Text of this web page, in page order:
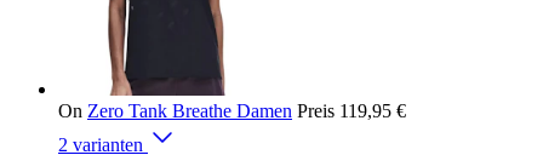
On Zero Tank Breathe Damen Preis 119,95 €
2 varianten